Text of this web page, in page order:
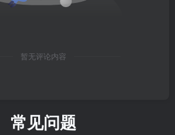
暂无评论内容
常见问题